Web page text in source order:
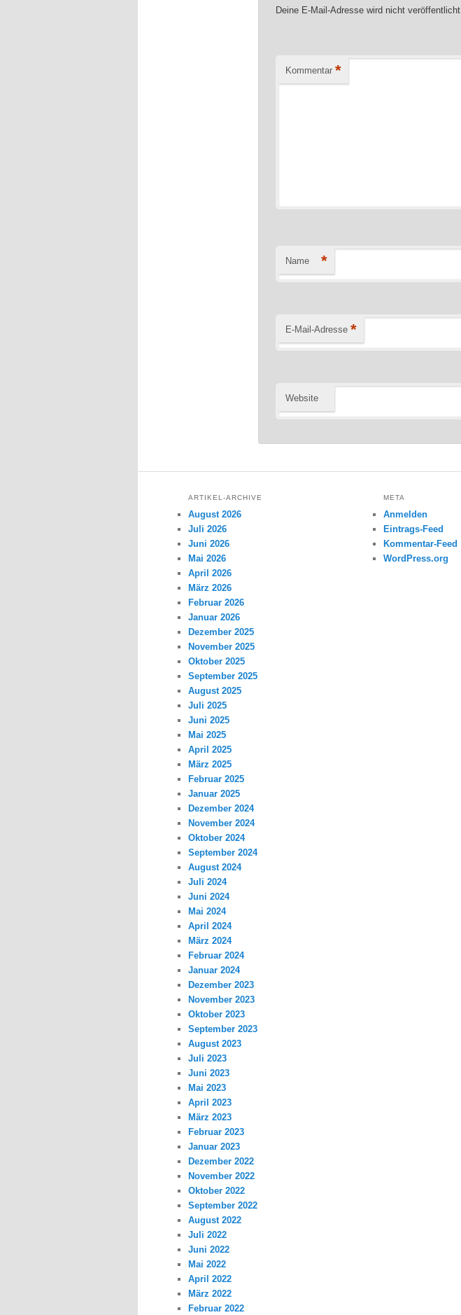
Deine E-Mail-Adresse wird nicht veröffentlicht.
Kommentar *
Name *
E-Mail-Adresse *
Website
ARTIKEL-ARCHIVE
August 2026
Juli 2026
Juni 2026
Mai 2026
April 2026
März 2026
Februar 2026
Januar 2026
Dezember 2025
November 2025
Oktober 2025
September 2025
August 2025
Juli 2025
Juni 2025
Mai 2025
April 2025
März 2025
Februar 2025
Januar 2025
Dezember 2024
November 2024
Oktober 2024
September 2024
August 2024
Juli 2024
Juni 2024
Mai 2024
April 2024
März 2024
Februar 2024
Januar 2024
Dezember 2023
November 2023
Oktober 2023
September 2023
August 2023
Juli 2023
Juni 2023
Mai 2023
April 2023
März 2023
Februar 2023
Januar 2023
Dezember 2022
November 2022
Oktober 2022
September 2022
August 2022
Juli 2022
Juni 2022
Mai 2022
April 2022
März 2022
Februar 2022
META
Anmelden
Eintrags-Feed
Kommentar-Feed
WordPress.org